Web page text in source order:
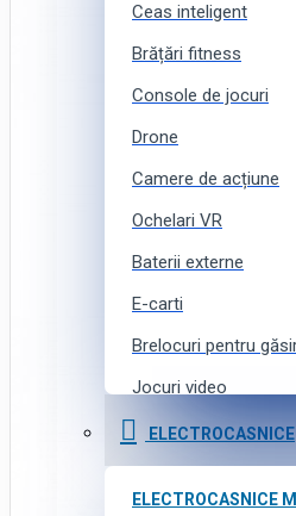
Ceas inteligent
Brățări fitness
Console de jocuri
Drone
Camere de acțiune
Ochelari VR
Baterii externe
E-carti
Brelocuri pentru
Jocuri video
Curele pentru
Accesorii pentru
ELECTROCASNICE
ELECTROCASNICE